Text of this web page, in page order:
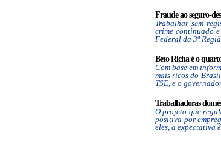
Fraude ao seguro-
Trabalhar sem
crime continuado
Federal da 3ª
Beto Richa é o
Com base em
mais ricos do
TSE, e o
Trabalhadoras
O projeto que
positiva por
eles, a expectativa